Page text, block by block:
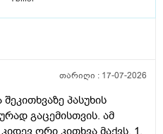
თარიღი : 17-07-2026
პასუხის
გაცემისთვის. ამ